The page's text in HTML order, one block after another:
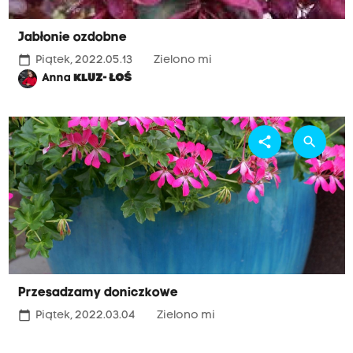
Jabłonie ozdobne
calendar_today Piątek, 2022.05.13
Zielono mi
AnnaKLUZ- ŁOŚ
Przesadzamy doniczkowe
calendar_today Piątek, 2022.03.04 Zielono mi
share search